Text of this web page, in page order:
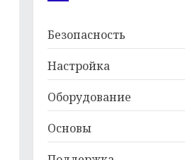
Безопасность
Настройка
Оборудование
Основы